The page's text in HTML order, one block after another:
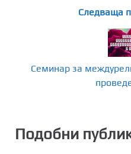
Следваща
Семинар за
Подобни